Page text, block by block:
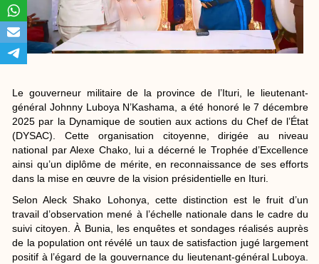
Le gouverneur militaire de la province de l’Ituri, le lieutenant-
général Johnny Luboya N’Kashama, a été honoré le 7 décembre
2025 par la Dynamique de soutien aux actions du Chef de l’État
(DYSAC). Cette organisation citoyenne, dirigée au niveau
national par Alexe Chako, lui a décerné le Trophée d’Excellence
ainsi qu’un diplôme de mérite, en reconnaissance de ses efforts
dans la mise en œuvre de la vision présidentielle en Ituri.
Selon Aleck Shako Lohonya, cette distinction est le fruit d’un
travail d’observation mené à l’échelle nationale dans le cadre du
suivi citoyen. À Bunia, les enquêtes et sondages réalisés auprès
de la population ont révélé un taux de satisfaction jugé largement
positif à l’égard de la gouvernance du lieutenant-général Luboya.